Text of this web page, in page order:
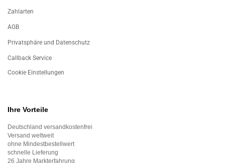
Zahlarten
AGB
Privatsphäre und Datenschutz
Callback Service
Cookie Einstellungen
Ihre Vorteile
Deutschland versandkostenfrei
Versand weltweit
ohne Mindestbestellwert
schnelle Lieferung
26 Jahre Markterfahrung